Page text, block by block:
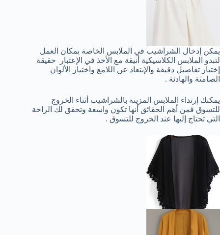
يمكن إدخال الشراشيب في الملابس الخاصة بمكان العمل
لتبدو الملابس الكلاسيكية أنيقة مع الأخذ في الإعتبار حقيقة
إختيار تفاصيل دقيقة والإبتعاد عن اللامع واختيار الألوان
الصامتة والهادئة .
يمكنك إرتداء الملابس المزينة بالشراشيب أثناء الخروج
للتسوق فمن أهم الحقائق أنها تكون واسعة وتحقق لك الراحة
التي تحتاج إليها عند الخروج للتسوق .